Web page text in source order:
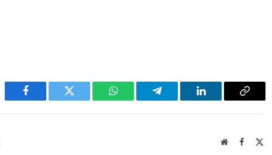
Facebook Twitter WhatsAppTelegram LinkedIn Copy
WebsiteFacebook